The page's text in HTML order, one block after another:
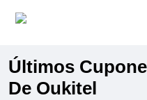
Últimos
De Oukitel